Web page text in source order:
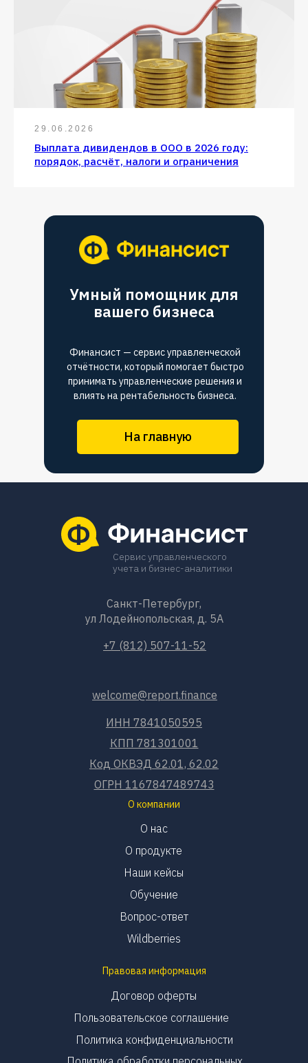
29.06.2026
Выплата дивидендов в ООО в 2026 году:
порядок, расчёт, налоги и ограничения
На главную
Умный помощник для
вашего бизнеса
Финансист — сервис управленческой
отчётности, который помогает быстро
принимать управленческие решения и
влиять на рентабельность бизнеса.
Сервис управленческого
учета и бизнес-аналитики
О компании
+7 (812) 507-11-52
Санкт-Петербург,
ул Лодейнопольская, д. 5А
welcome@report.finance
О нас
О продукте
Наши кейсы
Обучение
Вопрос-ответ
Правовая информация
Договор оферты
Пользовательское соглашение
Политика конфиденциальности
Wildberries
ИНН 7841050595
КПП 781301001
Код ОКВЭД 62.01, 62.02
ОГРН 1167847489743